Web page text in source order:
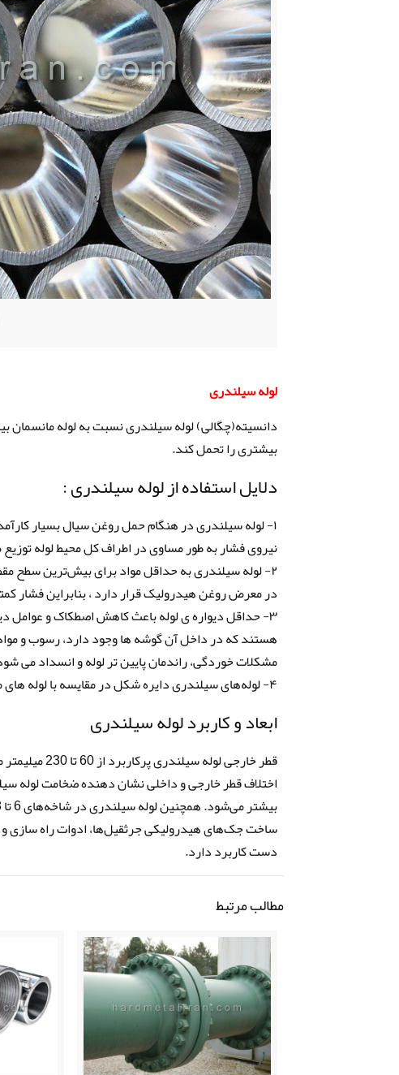
لوله سیلندری
دانسیته(چگالی) لوله سیلندری نسبت به لوله
بیشتری را تحمل کند.
دلایل استفاده از لوله سیلندری :
۱- لوله سیلندری در هنگام حمل روغن سیال بسیار
نیروی فشار به طور مساوی در اطراف کل محیط لوله
۲- لوله سیلندری به حداقل مواد برای بیش‌ترین سطح
در معرض روغن هیدرولیک قرار دارد ، بنابراین فشار
۳- حداقل دیواره ی لوله باعث کاهش اصطکاک و عوامل
هستند که در داخل آن گوشه ها وجود دارد، رسوب و
مشکلات خوردگی، راندمان پایین تر لوله و انسداد می
۴- لوله‌های سیلندری دایره شکل در مقایسه با لوله های مربعی می‌توانند به راحتی خم شوند.
ابعاد و کاربرد لوله سیلندری
اختلاف قطر خارجی و داخلی نشان دهنده ضخامت لوله
ساخت جک‌های هیدرولیکی جرثقیل‌ها، ادوات راه سازی
دست کاربرد دارد.
مطالب مرتبط